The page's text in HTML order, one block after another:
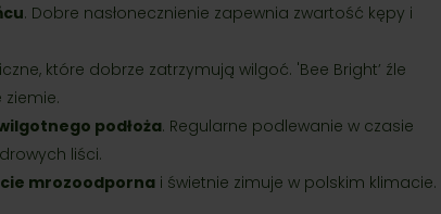
. Dobre nasłonecznienie zapewnia zwartość kępy i
które dobrze zatrzymują wilgoć. 'Bee Bright’ źle
podłoża. Regularne podlewanie w czasie
liści.
mrozoodporna i świetnie zimuje w polskim klimacie.